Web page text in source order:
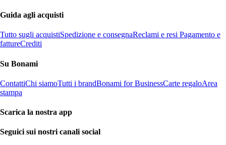
Guida agli acquisti
Tutto sugli acquistiSpedizione e consegnaReclami e resi Pagamento e
fattureCrediti
Su Bonami
ContattiChi siamoTutti i brandBonami for BusinessCarte regaloArea
stampa
Scarica la nostra app
Seguici sui nostri canali social